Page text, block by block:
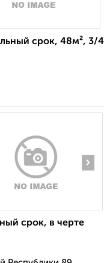
срок, 48м², 3/4
›
срок, в черте